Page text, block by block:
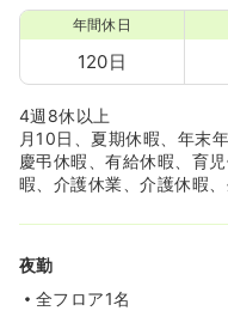
年間休日
120日
4週8休以上
月10日、夏期休暇、年末
慶弔休暇、有給休暇、育
暇、介護休業、介護休暇
夜勤
全フロア1名